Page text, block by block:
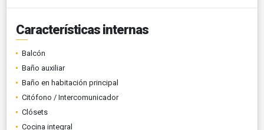
Características internas
Balcón
Baño auxiliar
Baño en habitación principal
Citófono / Intercomunicador
Clósets
Cocina integral